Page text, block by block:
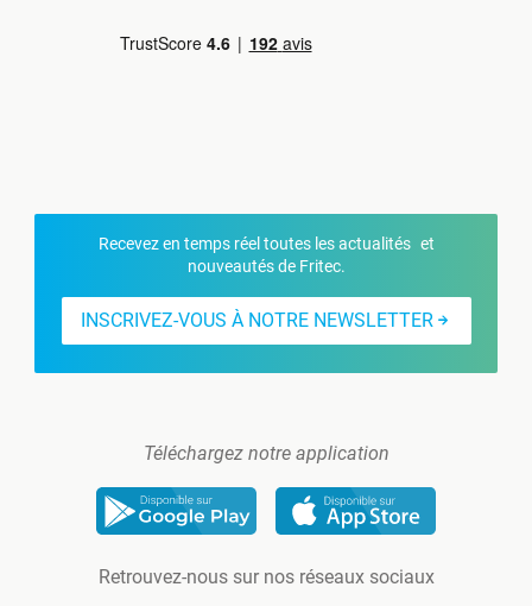
Recevez en temps réel toutes les actualités et
nouveautés de Fritec.
INSCRIVEZ-VOUS À NOTRE NEWSLETTER
Téléchargez notre application
Retrouvez-nous sur nos réseaux sociaux